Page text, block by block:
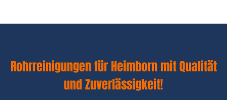
Rohrreinigungen für Heimborn mit Qualität
und Zuverlässigkeit!